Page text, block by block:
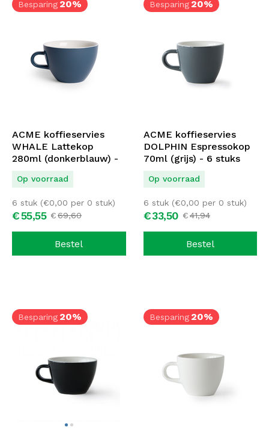
Besparing 20%
ACME koffieservies
WHALE Lattekop
280ml (donkerblauw) -
6 stuks
Op voorraad
€ 69,60
€55,55
6 stuk (€0,00 per 0 stuk)
Bestel
Besparing 20%
ACME koffieservies
DOLPHIN Espressokop
70ml (grijs) - 6 stuks
Op voorraad
€41,94
€33,50
6 stuk (€0,00 per 0 stuk)
Bestel
Besparing 20% Besparing 20%